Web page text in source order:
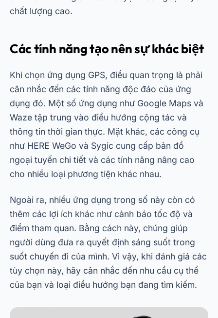
chất lượng cao.
Các tính năng tạo nên sự khác biệt
Khi chọn ứng dụng GPS, điều quan trọng là phải
cân nhắc đến các tính năng độc đáo của ứng
dụng đó. Một số ứng dụng như Google Maps và
Waze tập trung vào điều hướng cộng tác và
thông tin thời gian thực. Mặt khác, các công cụ
như HERE WeGo và Sygic cung cấp bản đồ
ngoại tuyến chi tiết và các tính năng nâng cao
cho nhiều loại phương tiện khác nhau.
Ngoài ra, nhiều ứng dụng trong số này còn có
thêm các lợi ích khác như cảnh báo tốc độ và
điểm tham quan. Bằng cách này, chúng giúp
người dùng đưa ra quyết định sáng suốt trong
suốt chuyến đi của mình. Vì vậy, khi đánh giá các
tùy chọn này, hãy cân nhắc đến nhu cầu cụ thể
của bạn và loại điều hướng bạn đang tìm kiếm.